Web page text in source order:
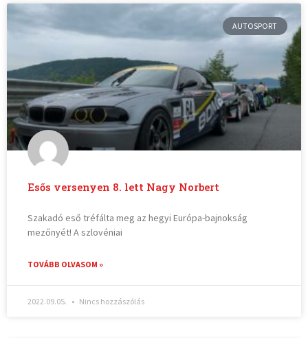
AUTOSPORT
Esős versenyen 8. lett Nagy Norbert
Szakadó eső tréfálta meg az hegyi Európa-bajnokság
mezőnyét! A szlovéniai
TOVÁBB OLVASOM »
2022.09.05. Nincs hozzászólás